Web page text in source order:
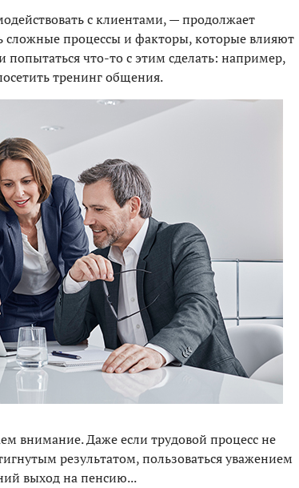
с клиентами, — продолжает
сложные процессы и факторы, которые влияют
что-то с этим сделать: например,
тренинг общения.
внимание. Даже если трудовой процесс не
результатом, пользоваться уважением
выход на пенсию...